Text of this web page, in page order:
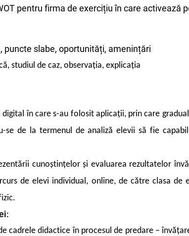
pentru firma de exercițiu în care activează
puncte slabe, oportunități, amenințări
studiul de caz, observația, explicația
digital în care s-au folosit aplicații, prin care
se de la termenul de analiză elevii să fie
cunoștințelor și evaluarea rezultatelor
de elevi individual, online, de către clasa
cadrele didactice în procesul de predare –